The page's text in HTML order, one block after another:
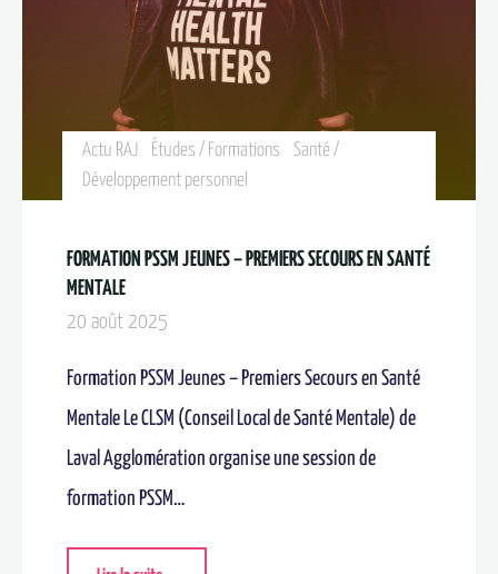
Actu RAJ Études / Formations
Santé /
Développement personnel
FORMATION PSSM JEUNES – PREMIERS SECOURS EN SANTÉ
MENTALE
20 août 2025
Formation PSSM Jeunes – Premiers Secours en Santé
Mentale Le CLSM (Conseil Local de Santé Mentale) de
Laval Agglomération organise une session de
formation PSSM…